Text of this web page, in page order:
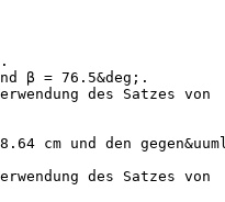
β = 76.5&deg;.
des Satzes von
cm und den
des Satzes von